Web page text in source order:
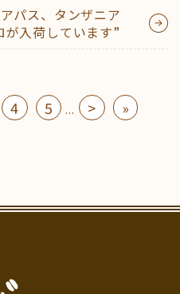
パス、タンザニア
が入荷しています”
4 5 ... > »